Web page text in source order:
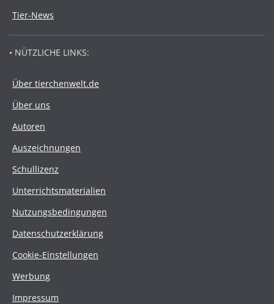
Tier-News
• NÜTZLICHE LINKS:
Über tierchenwelt.de
Über uns
Autoren
Auszeichnungen
Schullizenz
Unterrichtsmaterialien
Nutzungsbedingungen
Datenschutzerklärung
Cookie-Einstellungen
Werbung
Impressum